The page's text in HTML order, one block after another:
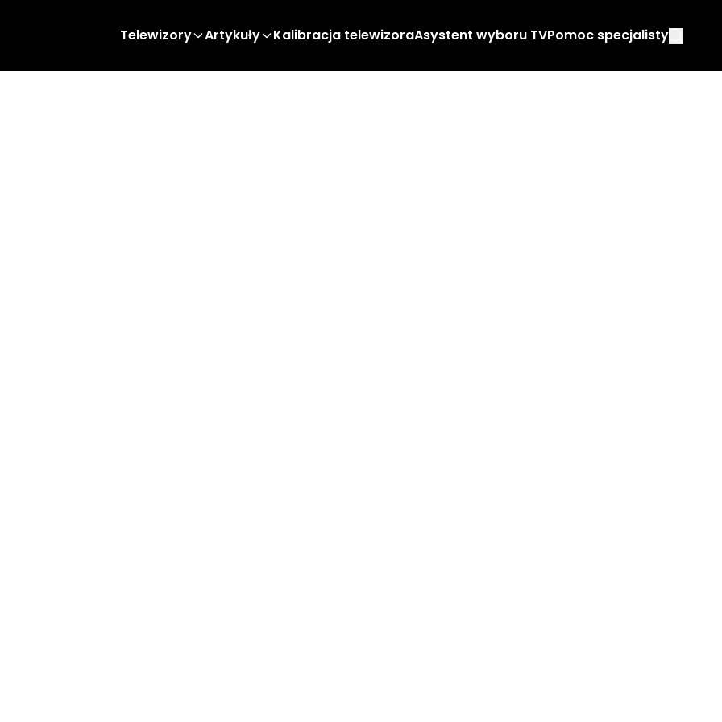
Telewizory Artykuły Kalibracja telewizoraAsystent wyboru TVPomoc specjalisty